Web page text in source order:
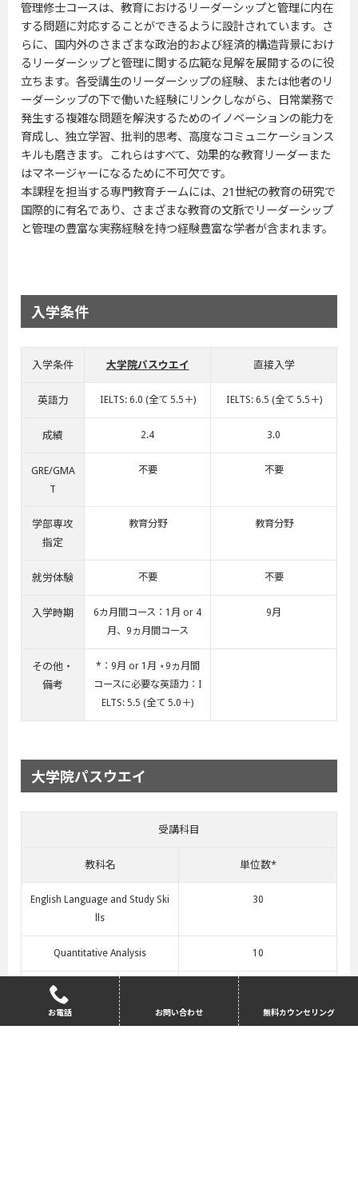
管理修士コースは、教育におけるリーダーシップと管理に内在
する問題に対応することができるように設計されています。さ
らに、国内外のさまざまな政治的および経済的構造背景におけ
るリーダーシップと管理に関する広範な見解を展開するのに役
立ちます。各受講生のリーダーシップの経験、または他者のリ
ーダーシップの下で働いた経験にリンクしながら、日常業務で
発生する複雑な問題を解決するためのイノベーションの能力を
育成し、独立学習、批判的思考、高度なコミュニケーションス
キルも磨きます。これらはすべて、効果的な教育リーダーまた
はマネージャーになるために不可欠です。
本課程を担当する専門教育チームには、21世紀の教育の研究で
国際的に有名であり、さまざまな教育の文脈でリーダーシップ
と管理の豊富な実務経験を持つ経験豊富な学者が含まれます。
入学条件
入学条件 大学院パスウエイ 直接入学
英語力 IELTS: 6.0 (全て 5.5＋) IELTS: 6.5 (全て 5.5＋)
成績 2.4 3.0
GRE/GMA
T
不要 不要
学部専攻
指定
教育分野 教育分野
就労体験 不要 不要
入学時期
6カ月間コース：1月 or 4
月、9ヵ月間コース
9月
その他・
備考
*：9月 or 1月 ⋆9ヵ月間
コースに必要な英語力：I
ELTS: 5.5 (全て 5.0＋)
大学院パスウエイ
受講科目
教科名 単位数*
English Language and Study Ski
lls
30
Quantitative Analysis 10
Applied Research Skills
Global Issues and Developmen
お電話 お問い合わせ 無料カウンセリング